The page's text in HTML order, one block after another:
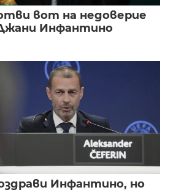
вот на недоверие
Инфантино
Инфантино, но